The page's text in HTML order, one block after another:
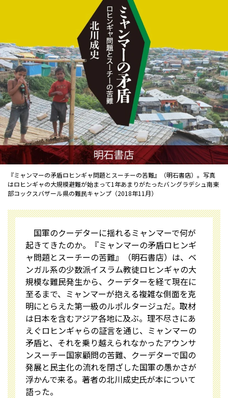
『ミャンマーの矛盾――ロヒンギャ問題とスーチーの苦難』（明石書店）。写真
はロヒンギャの大規模避難が始まって1年あまりがたったバングラデシュ南東
部コックスバザール県の難民キャンプ（2018年11月）
国軍のクーデターに揺れるミャンマーで何が
起きてきたのか。『ミャンマーの矛盾――ロヒンギ
ャ問題とスーチーの苦難』（明石書店）は、ベ
ンガル系の少数派イスラム教徒ロヒンギャの大
規模な難民発生から、クーデターを経て現在に
至るまで、ミャンマーが抱える複雑な側面を克
明にとらえた第一級のルポルタージュだ。取材
は日本を含むアジア各地に及ぶ。理不尽さにあ
えぐロヒンギャらの証言を通じ、ミャンマーの
矛盾と、それを乗り越えられなかったアウンサ
ンスーチー国家顧問の苦難、クーデターで国の
発展と民主化の流れを閉ざした国軍の愚かさが
浮かんで来る。著者の北川成史氏が本について
語った。